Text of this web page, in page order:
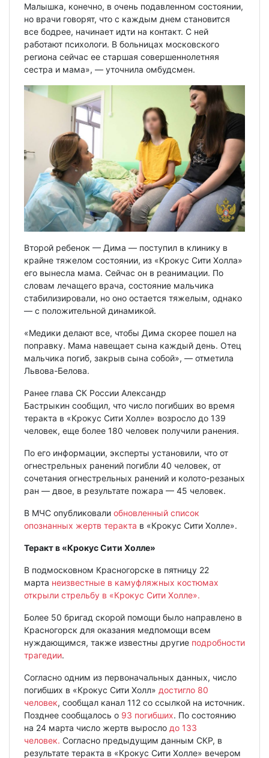
Малышка, конечно, в очень подавленном состоянии,
но врачи говорят, что с каждым днем становится
все бодрее, начинает идти на контакт. С ней
работают психологи. В больницах московского
региона сейчас ее старшая совершеннолетняя
сестра и мама», — уточнила омбудсмен.
Второй ребенок — Дима — поступил в клинику в
крайне тяжелом состоянии, из «Крокус Сити Холла»
его вынесла мама. Сейчас он в реанимации. По
словам лечащего врача, состояние мальчика
стабилизировали, но оно остается тяжелым, однако
— с положительной динамикой.
«Медики делают все, чтобы Дима скорее пошел на
поправку. Мама навещает сына каждый день. Отец
мальчика погиб, закрыв сына собой», — отметила
Львова-Белова.
Ранее глава СК России Александр
Бастрыкин сообщил, что число погибших во время
теракта в «Крокус Сити Холле» возросло до 139
человек, еще более 180 человек получили ранения.
По его информации, эксперты установили, что от
огнестрельных ранений погибли 40 человек, от
сочетания огнестрельных ранений и колото-резаных
ран — двое, в результате пожара — 45 человек.
В МЧС опубликовали обновленный список
опознанных жертв теракта в «Крокус Сити Холле».
Теракт в «Крокус Сити Холле»
В подмосковном Красногорске в пятницу 22
марта неизвестные в камуфляжных костюмах
открыли стрельбу в «Крокус Сити Холле».
Более 50 бригад скорой помощи было направлено в
Красногорск для оказания медпомощи всем
нуждающимся, также известны другие подробности
трагедии.
Согласно одним из первоначальных данных, число
погибших в «Крокус Сити Холл» достигло 80
человек, сообщал канал 112 со ссылкой на источник.
Позднее сообщалось о 93 погибших. По состоянию
на 24 марта число жертв выросло до 133
человек. Согласно предыдущим данным СКР, в
результате теракта в «Крокус Сити Холле» вечером